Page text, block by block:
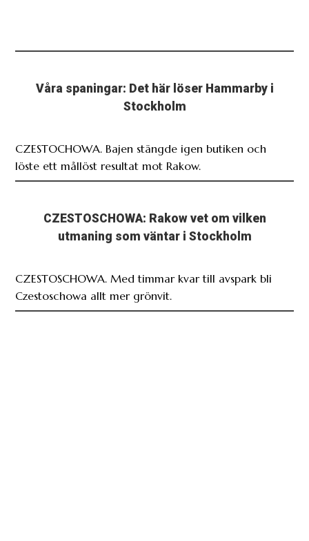
Våra spaningar: Det här löser Hammarby i
Stockholm
CZESTOCHOWA. Bajen stängde igen butiken och
löste ett mållöst resultat mot Rakow.
CZESTOSCHOWA: Rakow vet om vilken
utmaning som väntar i Stockholm
CZESTOSCHOWA. Med timmar kvar till avspark bli
Czestoschowa allt mer grönvit.